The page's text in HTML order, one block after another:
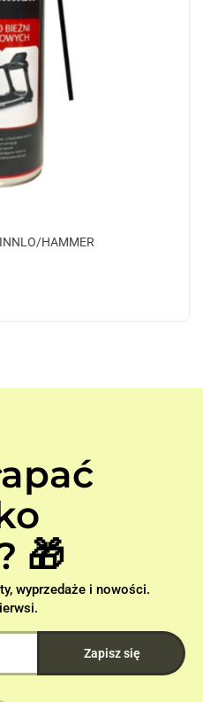
HAMMER
🎁
wyprzedaże i nowości.